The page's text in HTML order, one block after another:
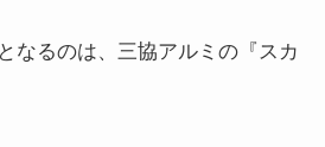
なるのは、三協アルミの『スカ